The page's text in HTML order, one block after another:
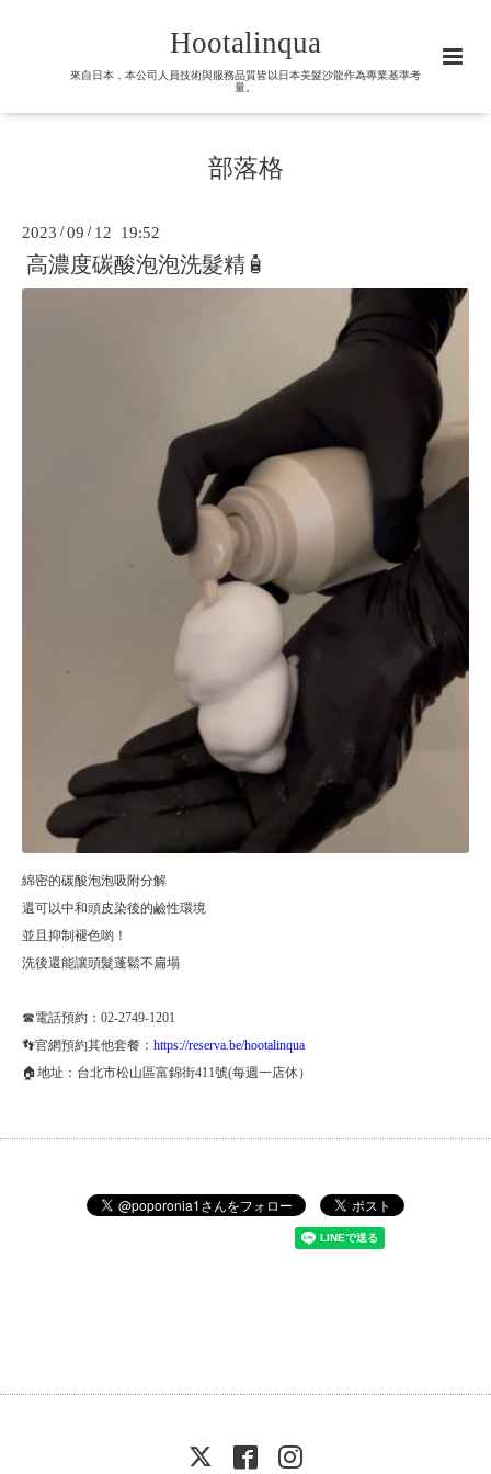
Hootalinqua
來自日本，本公司人員技術與服務品質皆以日本美髮沙龍作為專業基準考
量。
部落格
2023 /09 / 12 19:52
高濃度碳酸泡泡洗髮精🧴
綿密的碳酸泡泡吸附分解
還可以中和頭皮染後的鹼性環境
並且抑制褪色喲！
洗後還能讓頭髮蓬鬆不扁塌
☎電話預約：02-2749-1201
👣官網預約其他套餐： https://reserva.be/hootalinqua
🏠地址：台北市松山區富錦街411號(每週一店休）